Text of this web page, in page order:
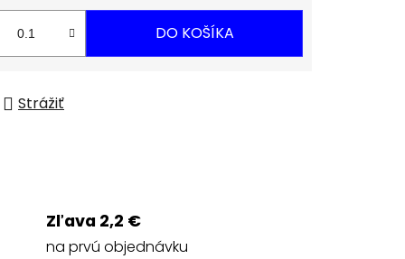
DO KOŠÍKA
Strážiť
Zľava 2,2 €
na prvú objednávku